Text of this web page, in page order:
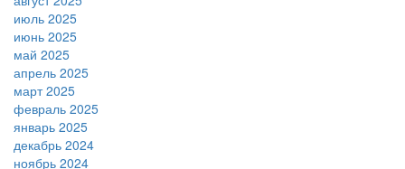
июль 2025
июнь 2025
май 2025
апрель 2025
март 2025
февраль 2025
январь 2025
декабрь 2024
ноябрь 2024